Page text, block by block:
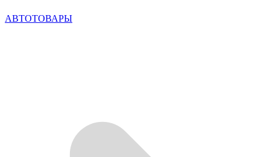
АВТОТОВАРЫ